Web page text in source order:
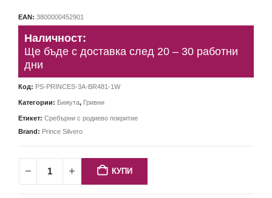
EAN: 3800000452901
Наличност:
Ще бъде с доставка след 20 – 30 работни
дни
Код: PS-PRINCES-3A-BR481-1W
Категории: Бижута, Гривни
Етикет: Сребърни с родиево покритие
Brand: Prince Silvero
КУПИ